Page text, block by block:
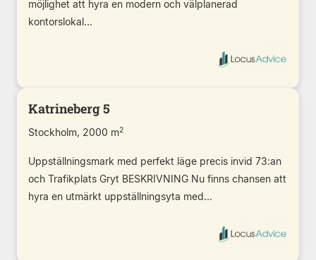
möjlighet att hyra en modern och välplanerad
kontorslokal...
Katrineberg 5
Stockholm, 2000 m2
Uppställningsmark med perfekt läge precis invid 73:an
och Trafikplats Gryt BESKRIVNING Nu finns chansen att
hyra en utmärkt uppställningsyta med...